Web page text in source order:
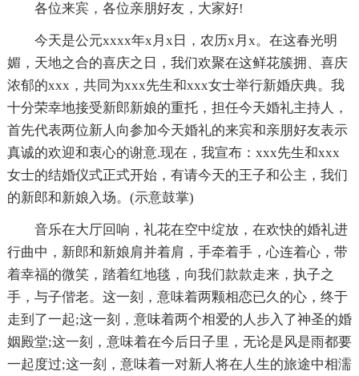
各位来宾，各位亲朋好友，大家好!
今天是公元xxxx年x月x日，农历x月x。在这春光明
媚，天地之合的喜庆之日，我们欢聚在这鲜花簇拥、喜庆
浓郁的xxx，共同为xxx先生和xxx女士举行新婚庆典。我
十分荣幸地接受新郎新娘的重托，担任今天婚礼主持人，
首先代表两位新人向参加今天婚礼的来宾和亲朋好友表示
真诚的欢迎和衷心的谢意.现在，我宣布：xxx先生和xxx
女士的结婚仪式正式开始，有请今天的王子和公主，我们
的新郎和新娘入场。(示意鼓掌)
音乐在大厅回响，礼花在空中绽放，在欢快的婚礼进
行曲中，新郎和新娘肩并着肩，手牵着手，心连着心，带
着幸福的微笑，踏着红地毯，向我们款款走来，执子之
手，与子偕老。这一刻，意味着两颗相恋已久的心，终于
走到了一起;这一刻，意味着两个相爱的人步入了神圣的婚
姻殿堂;这一刻，意味着在今后日子里，无论是风是雨都要
一起度过;这一刻，意味着一对新人将在人生的旅途中相濡